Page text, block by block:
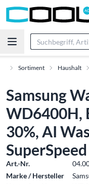
Sortiment Haushalt
Samsung
WD6400H,
30%, AI
SuperSpeed
Art.-Nr.
Marke / Hersteller